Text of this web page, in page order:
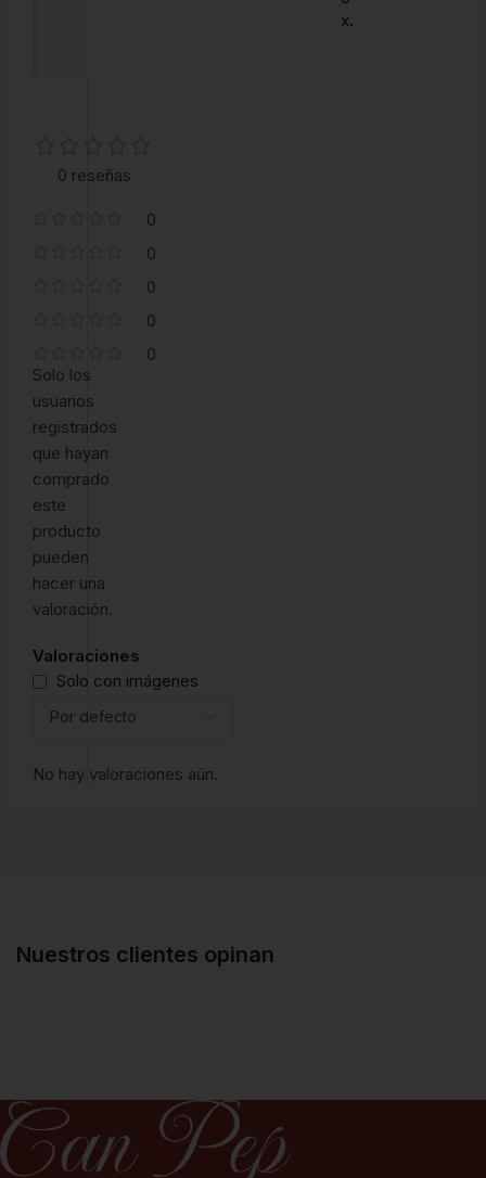
x.
0 reseñas
0
0
0
0
0
Valoraciones
Solo con imágenes
No hay valoraciones aún.
Solo los
usuarios
registrados
que hayan
comprado
este
producto
pueden
hacer una
valoración.
Nuestros clientes opinan